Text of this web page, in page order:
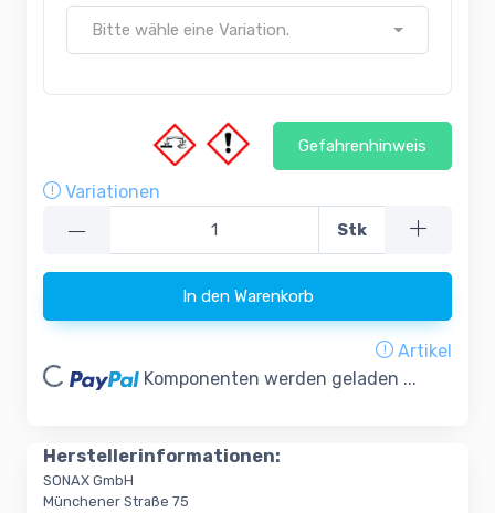
Bitte wähle eine Variation.
Gefahrenhinweis
Variationen
— Stk
In den Warenkorb
Artikel
Loading... Komponenten werden geladen ...
Herstellerinformationen:
SONAX GmbH
Münchener Straße 75